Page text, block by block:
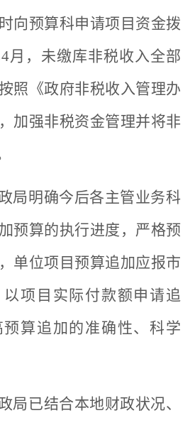
向预算科申请项目资金拨
月，未缴库非税收入全部
照《政府非税收入管理办
加强非税资金管理并将非
局明确今后各主管业务科
预算的执行进度，严格预
单位项目预算追加应报市
项目实际付款额申请追
算追加的准确性、科学
局已结合本地财政状况、